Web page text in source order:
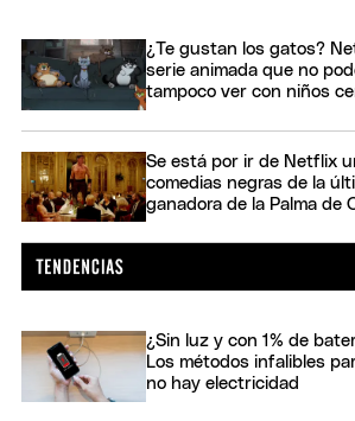
¿Te gustan los gatos?
serie animada que no
tampoco ver con niños
Se está por ir de Netflix
comedias negras de la
ganadora de la Palma de
¿Sin luz y con 1% de
Los métodos infalibles
no hay electricidad